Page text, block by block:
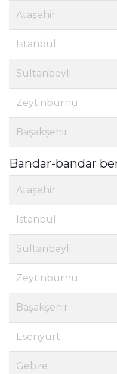
Ataşehir
Istanbul
Sultanbeyli
Zeytinburnu
Başakşehir
Bandar-bandar
Ataşehir
Istanbul
Sultanbeyli
Zeytinburnu
Başakşehir
Esenyurt
Gebze